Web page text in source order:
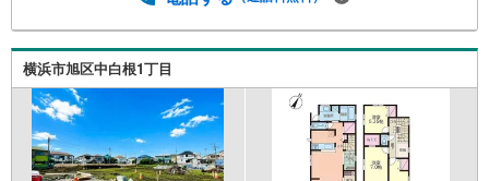
後から始まる【住宅ローン返済】65歳以上から必要になる
【老後の費用負担】住宅探しの【このタイミング】で不安
な部分を明確にしていきませんか？？ --------------
横浜市旭区中白根1丁目